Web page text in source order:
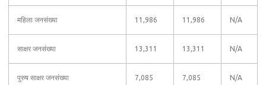
महिला जनसंख्या 11,986 11,986 N/A
साक्षर जनसंख्या 13,311 13,311 N/A
पुरुष साक्षर जनसंख्या 7,085 7,085 N/A